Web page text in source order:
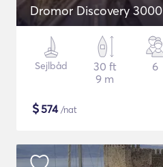
Dromor Discovery 3000
Sejlbåd
30 ft
9 m
6
$574/nat